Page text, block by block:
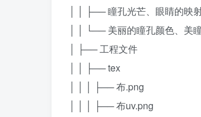
│ │ ├── 瞳孔光芒、眼睛的映
│ │ └── 美丽的瞳孔颜色、美
│ ├── 工程文件
│ │ ├── tex
│ │ │ ├── 布.png
│ │ │ ├── 布uv.png